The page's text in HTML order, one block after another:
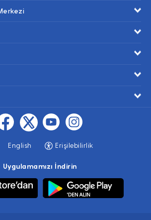
English Erişilebilirlik
Uygulamamızı İndirin